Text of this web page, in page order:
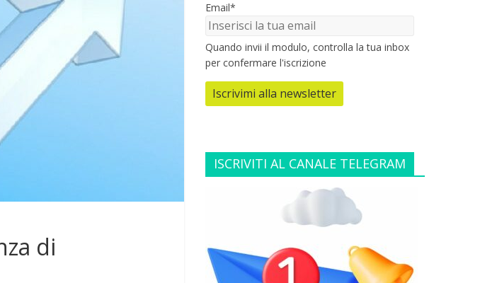
di
Email*
Quando invii il modulo, controlla la tua inbox
per confermare l'iscrizione
Iscrivimi alla newsletter
ISCRIVITI AL CANALE TELEGRAM